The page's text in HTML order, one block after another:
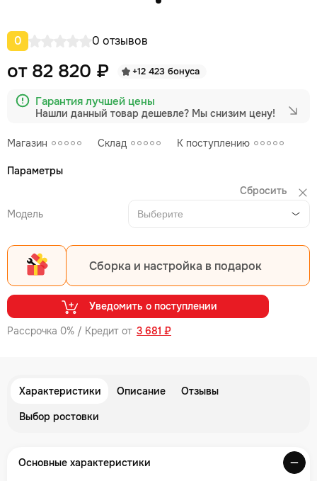
0 0 отзывов
Магазин Склад К поступлению
от 82 820 ₽ +12 423 бонуса
Гарантия лучшей цены
Нашли данный товар дешевле? Мы снизим цену!
Рассрочка 0% / Кредит от 3 681 ₽
Параметры
Сбросить
Модель
Выберите
Сборка и настройка в подарок
Уведомить о поступлении
Характеристики Описание
Отзывы
Выбор ростовки
Основные характеристики